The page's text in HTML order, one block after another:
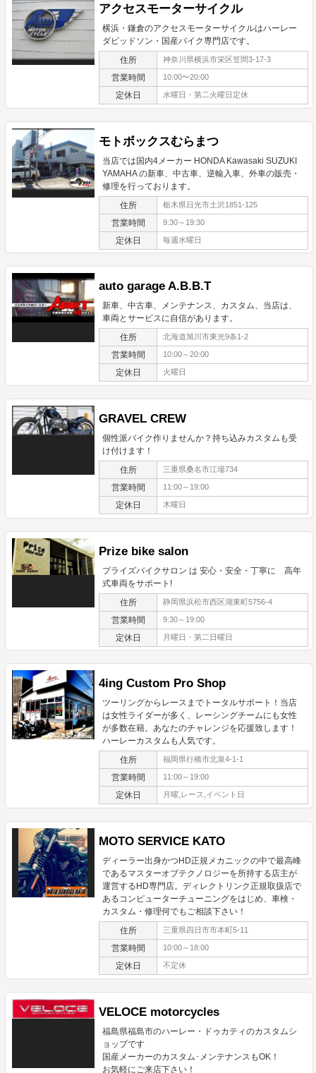
アクセスモーターサイクル
横浜・鎌倉のアクセスモーターサイクルはハーレー
ダビッドソン・国産バイク専門店です。
住所 神奈川県横浜市栄区笠間3-17-3
営業時間 10:00〜20:00
定休日 水曜日・第二火曜日定休
モトボックスむらまつ
当店では国内4メーカー HONDA Kawasaki SUZUKI
YAMAHA の新車、中古車、逆輸入車、外車の販売・
修理を行っております。
住所 栃木県日光市土沢1851-125
営業時間 9:30～19:30
定休日 毎週水曜日
auto garage A.B.B.T
新車、中古車、メンテナンス、カスタム、当店は、
車両とサービスに自信があります。
住所 北海道旭川市東光9条1-2
営業時間 10:00～20:00
定休日 火曜日
GRAVEL CREW
個性派バイク作りませんか？持ち込みカスタムも受
け付けます！
住所 三重県桑名市江場734
営業時間 11:00～19:00
定休日 木曜日
Prize bike salon
プライズバイクサロン は 安心・安全・丁寧に 高年
式車両をサポート!
住所 静岡県浜松市西区湖東町5756-4
営業時間 9:30～19:00
定休日 月曜日・第二日曜日
4ing Custom Pro Shop
ツーリングからレースまでトータルサポート！当店
は女性ライダーが多く、レーシングチームにも女性
が多数在籍。あなたのチャレンジを応援致します！
ハーレーカスタムも人気です。
住所 福岡県行橋市北泉4-1-1
営業時間 11:00～19:00
定休日 月曜,レース,イベント日
MOTO SERVICE KATO
ディーラー出身かつHD正規メカニックの中で最高峰
であるマスターオブテクノロジーを所持する店主が
運営するHD専門店。ディレクトリンク正規取扱店で
あるコンピューターチューニングをはじめ、車検・
カスタム・修理何でもご相談下さい！
住所 三重県四日市市本町5-11
営業時間 10:00～18:00
定休日 不定休
VELOCE motorcycles
福島県福島市のハーレー・ドゥカティのカスタムシ
ョップです
国産メーカーのカスタム･メンテナンスもOK！
お気軽にご来店下さい！